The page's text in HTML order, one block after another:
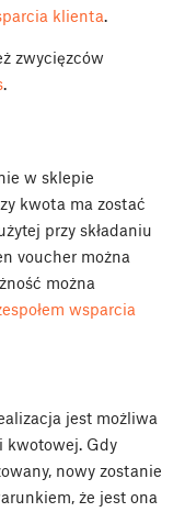
klienta.
zwycięzców
.
w sklepie
kwota ma zostać
przy składaniu
voucher można
można
wsparcia
jest możliwa
kwotowej. Gdy
nowy zostanie
że jest ona